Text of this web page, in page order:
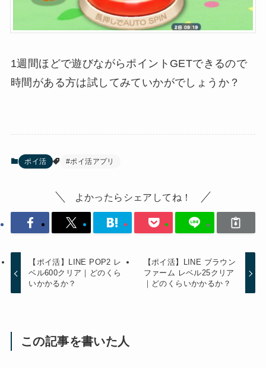
1週間ほどで遊びながらポイントGETできるので
時間がある方は試してみていかがでしょうか？
ポイ活 #ポイ活アプリ
よかったらシェアしてね！
【ポイ活】LINE POP2 レ
ベル600クリア｜どのくら
いかかるか？
【ポイ活】LINE ブラウン
ファーム レベル25クリア
｜どのくらいかかるか？
この記事を書いた人